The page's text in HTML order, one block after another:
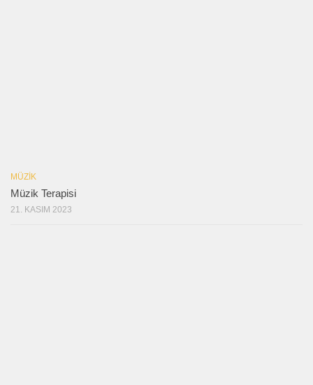
MÜZIK
Müzik Terapisi
21. KASIM 2023